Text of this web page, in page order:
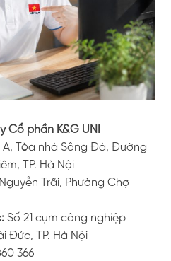
Cổ phần K&G UNI
A, Tòa nhà Sông Đà, Đường
TP. Hà Nội
Trãi, Phường Chợ
Số 21 cụm công nghiệp
Đức, TP. Hà Nội
366